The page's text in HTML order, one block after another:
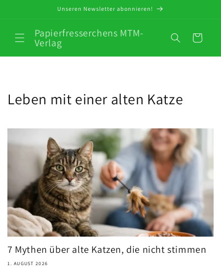
Unseren Newsletter abonnieren!
Papierfresserchens MTM-
Verlag Warenkorb
Leben mit einer alten Katze
7 Mythen über alte Katzen, die nicht stimmen
1. AUGUST 2026